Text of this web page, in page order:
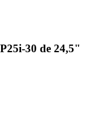
30 de 24,5"